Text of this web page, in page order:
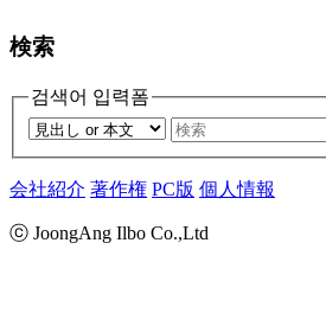
検索
검색어 입력폼
会社紹介 著作権 PC版 個人情報
ⓒ JoongAng Ilbo Co.,Ltd